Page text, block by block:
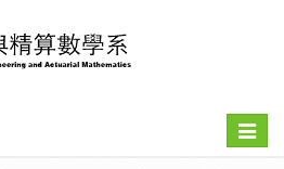
Toggle